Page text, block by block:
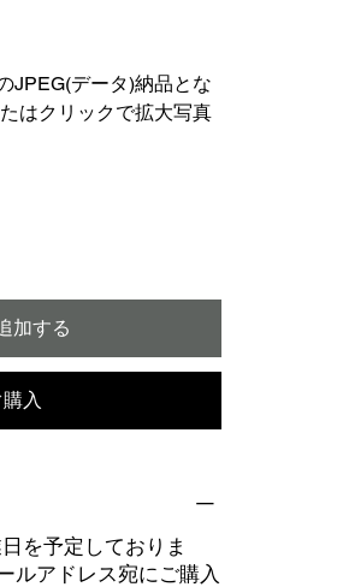
JPEG(データ)納品とな
はクリックで拡大写真
加する
入
を予定しておりま
ルアドレス宛にご購入